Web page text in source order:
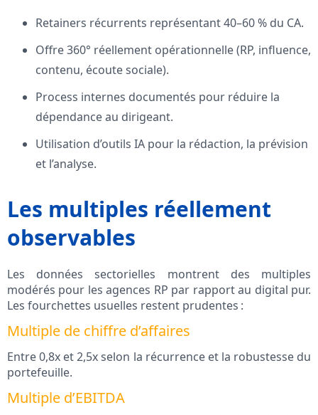
Retainers récurrents représentant 40–60 % du CA.
Offre 360° réellement opérationnelle (RP, influence,
contenu, écoute sociale).
Process internes documentés pour réduire la
dépendance au dirigeant.
Utilisation d’outils IA pour la rédaction, la prévision
et l’analyse.
Les multiples réellement
observables
Les données sectorielles montrent des multiples
modérés pour les agences RP par rapport au digital pur.
Les fourchettes usuelles restent prudentes :
Multiple de chiffre d’affaires
Entre 0,8x et 2,5x selon la récurrence et la robustesse du
portefeuille.
Multiple d’EBITDA